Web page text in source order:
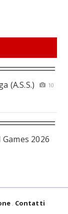
(A.S.S.)
10
2026
Contatti